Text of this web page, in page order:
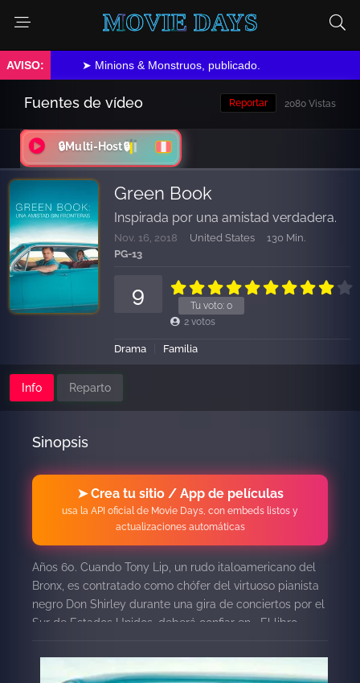
MOVIE DAYS
➤ Minions & Monstruos, publicado.
Fuentes de vídeo 2080 Vistas
Reportar
🔒Multi-Host🔒
Green Book
Inspirada por una amistad verdadera.
Nov. 16, 2018 United States
130 Min.
PG-13
Tu voto: 0
9
2 votos
Drama Familia
Info Reparto
Sinopsis
➤ Crea tu sitio / App de películas
usa la API oficial de Movie Days, con embeds listos y
actualizaciones automáticas
Años 60. Cuando Tony Lip, un rudo italoamericano del
Bronx, es contratado como chófer del virtuoso pianista
negro Don Shirley durante una gira de conciertos por el
Sur de Estados Unidos, deberá confiar en «El libro
para los afroamericanos, para encontrar alojamiento.
Son dos personas que tendrán que hacer frente al